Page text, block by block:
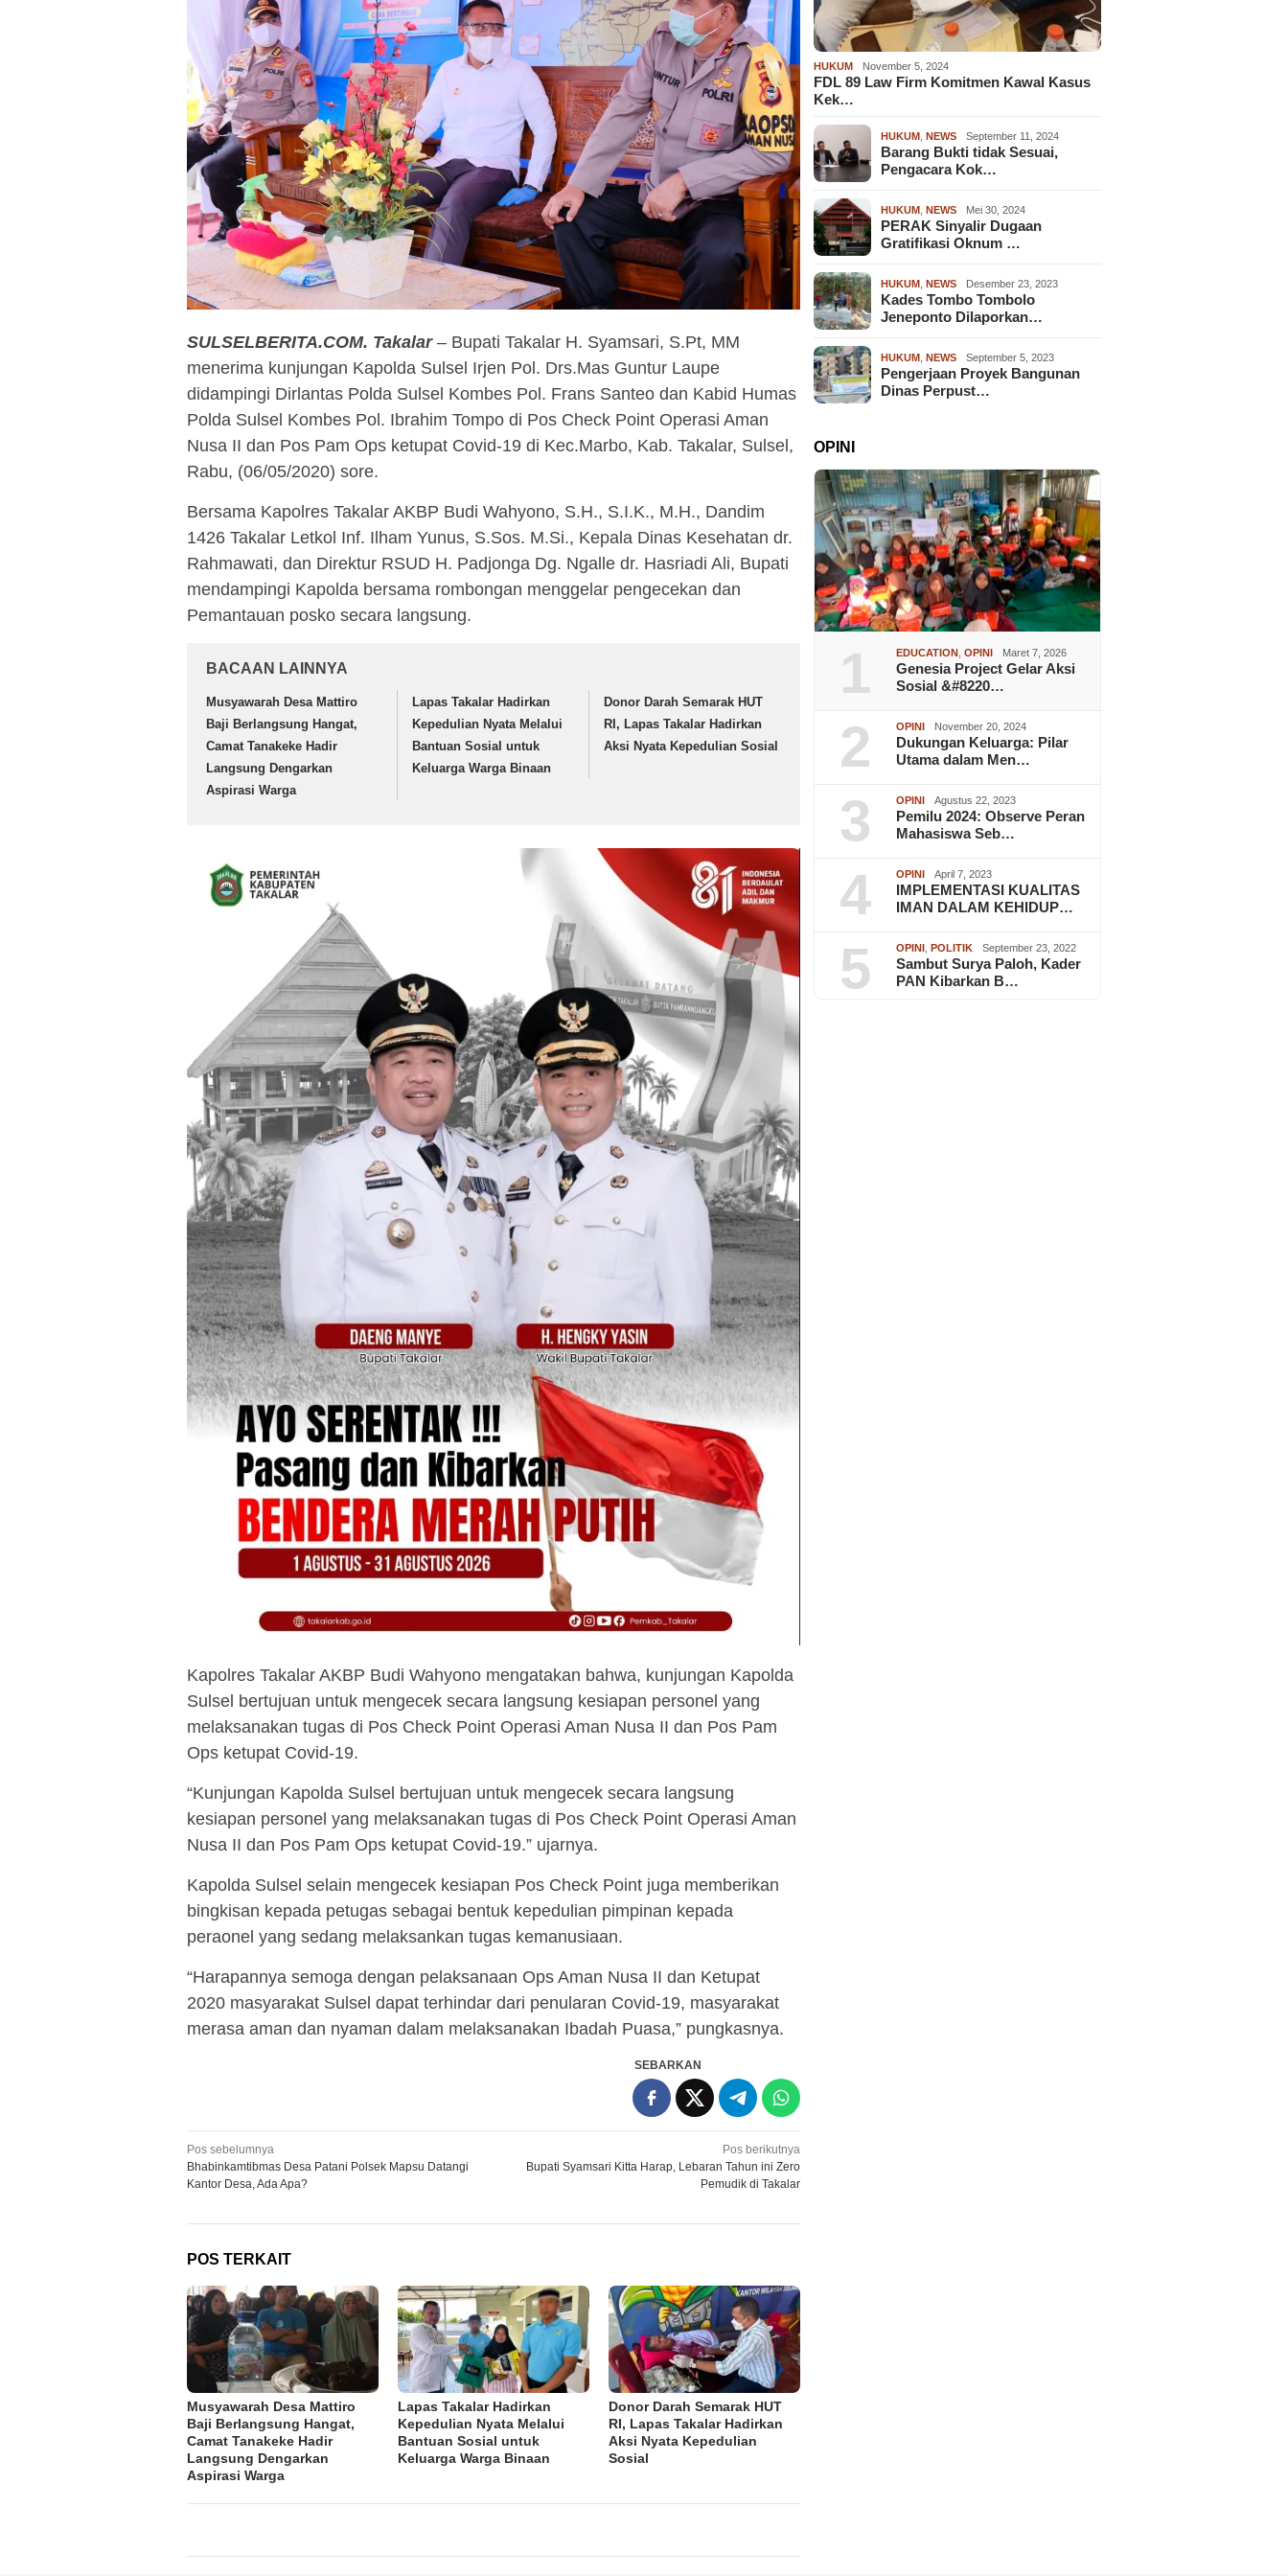
SULSELBERITA.COM. Takalar – Bupati Takalar H. Syamsari, S.Pt, MM
menerima kunjungan Kapolda Sulsel Irjen Pol. Drs.Mas Guntur Laupe
didampingi Dirlantas Polda Sulsel Kombes Pol. Frans Santeo dan Kabid Humas
Polda Sulsel Kombes Pol. Ibrahim Tompo di Pos Check Point Operasi Aman
Nusa II dan Pos Pam Ops ketupat Covid-19 di Kec.Marbo, Kab. Takalar, Sulsel,
Rabu, (06/05/2020) sore.
Bersama Kapolres Takalar AKBP Budi Wahyono, S.H., S.I.K., M.H., Dandim
1426 Takalar Letkol Inf. Ilham Yunus, S.Sos. M.Si., Kepala Dinas Kesehatan dr.
Rahmawati, dan Direktur RSUD H. Padjonga Dg. Ngalle dr. Hasriadi Ali, Bupati
mendampingi Kapolda bersama rombongan menggelar pengecekan dan
Pemantauan posko secara langsung.
BACAAN LAINNYA
Musyawarah Desa Mattiro
Baji Berlangsung Hangat,
Camat Tanakeke Hadir
Langsung Dengarkan
Aspirasi Warga
Lapas Takalar Hadirkan
Kepedulian Nyata Melalui
Bantuan Sosial untuk
Keluarga Warga Binaan
Donor Darah Semarak HUT
RI, Lapas Takalar Hadirkan
Aksi Nyata Kepedulian Sosial
Kapolres Takalar AKBP Budi Wahyono mengatakan bahwa, kunjungan Kapolda
Sulsel bertujuan untuk mengecek secara langsung kesiapan personel yang
melaksanakan tugas di Pos Check Point Operasi Aman Nusa II dan Pos Pam
Ops ketupat Covid-19.
“Kunjungan Kapolda Sulsel bertujuan untuk mengecek secara langsung
kesiapan personel yang melaksanakan tugas di Pos Check Point Operasi Aman
Nusa II dan Pos Pam Ops ketupat Covid-19.” ujarnya.
Kapolda Sulsel selain mengecek kesiapan Pos Check Point juga memberikan
bingkisan kepada petugas sebagai bentuk kepedulian pimpinan kepada
peraonel yang sedang melaksankan tugas kemanusiaan.
“Harapannya semoga dengan pelaksanaan Ops Aman Nusa II dan Ketupat
2020 masyarakat Sulsel dapat terhindar dari penularan Covid-19, masyarakat
merasa aman dan nyaman dalam melaksanakan Ibadah Puasa,” pungkasnya.
SEBARKAN
Navigasi
pos
Pos sebelumnya
Bhabinkamtibmas Desa Patani Polsek Mapsu Datangi
Kantor Desa, Ada Apa?
Pos berikutnya
Bupati Syamsari Kitta Harap, Lebaran Tahun ini Zero
Pemudik di Takalar
POS TERKAIT
Musyawarah Desa Mattiro
Baji Berlangsung Hangat,
Camat Tanakeke Hadir
Langsung Dengarkan
Aspirasi Warga
Lapas Takalar Hadirkan
Kepedulian Nyata Melalui
Bantuan Sosial untuk
Keluarga Warga Binaan
Donor Darah Semarak HUT
RI, Lapas Takalar Hadirkan
Aksi Nyata Kepedulian
Sosial
HUKUM November 5, 2024
FDL 89 Law Firm Komitmen Kawal Kasus
Kek…
HUKUM ,NEWS September 11, 2024
Barang Bukti tidak Sesuai,
Pengacara Kok…
HUKUM ,NEWS Mei 30, 2024
PERAK Sinyalir Dugaan
Gratifikasi Oknum …
HUKUM ,NEWS Desember 23, 2023
Kades Tombo Tombolo
Jeneponto Dilaporkan…
HUKUM ,NEWS September 5, 2023
Pengerjaan Proyek Bangunan
Dinas Perpust…
OPINI
1 EDUCATION ,OPINI Maret 7, 2026
Genesia Project Gelar Aksi
Sosial &#8220…
2 OPINI November 20, 2024
Dukungan Keluarga: Pilar
Utama dalam Men…
3 OPINI Agustus 22, 2023
Pemilu 2024: Observe Peran
Mahasiswa Seb…
4 OPINI April 7, 2023
IMPLEMENTASI KUALITAS
IMAN DALAM KEHIDUP…
5 OPINI , POLITIK September 23, 2022
Sambut Surya Paloh, Kader
PAN Kibarkan B…